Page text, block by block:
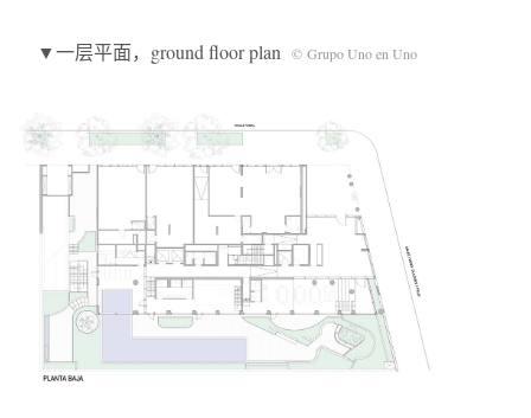
▼一层平面，ground floor plan © Grupo Uno en Uno